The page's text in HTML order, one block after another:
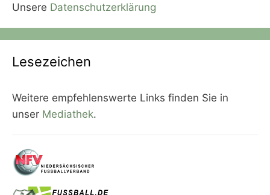
Unsere Datenschutzerklärung
Lesezeichen
Weitere empfehlenswerte Links finden Sie in
unser Mediathek.